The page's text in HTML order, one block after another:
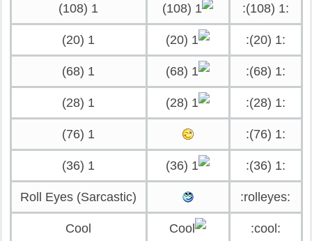
:1 (108):
1 (108)
:1 (20):
1 (20)
:1 (68):
1 (68)
:1 (28):
1 (28)
:1 (76):
1 (76)
:1 (36):
1 (36)
:rolleyes:
Roll Eyes (Sarcastic)
:cool:
Cool